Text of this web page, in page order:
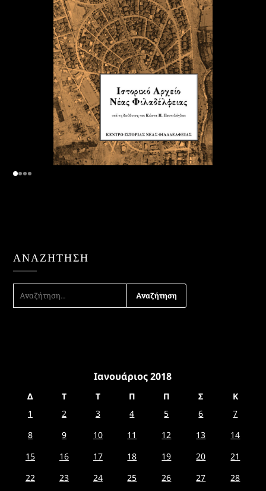
ΑΝΑΖΉΤΗΣΗ
ΑΝΑΖΉΤΗΣΗ
ΓΙΑ:
Ιανουάριος 2018
Δ Τ Τ Π Π Σ
Κ
1
2 3 4 5 6
7
8
9 10 11 12 13
14
15
16 17 18 19 20
21
22
23 24 25 26 27
28